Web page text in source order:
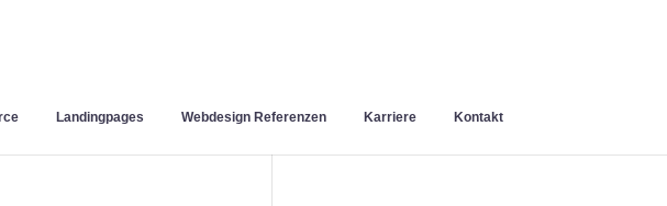
Landingpages Webdesign Referenzen Karriere Kontakt